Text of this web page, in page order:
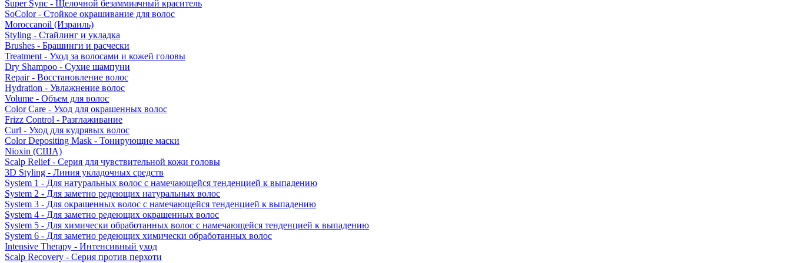
Super Sync - Щелочной безаммиачный краситель
SoColor - Стойкое окрашивание для волос
Moroccanoil (Израиль)
Styling - Стайлинг и укладка
Brushes - Брашинги и расчески
Treatment - Уход за волосами и кожей головы
Dry Shampoo - Сухие шампуни
Repair - Восстановление волос
Hydration - Увлажнение волос
Volume - Объем для волос
Color Care - Уход для окрашенных волос
Frizz Control - Разглаживание
Curl - Уход для кудрявых волос
Color Depositing Mask - Тонирующие маски
Nioxin (США)
Scalp Relief - Серия для чувствительной кожи головы
3D Styling - Линия укладочных средств
System 1 - Для натуральных волос с намечающейся тенденцией к выпадению
System 2 - Для заметно редеющих натуральных волос
System 3 - Для окрашенных волос с намечающейся тенденцией к выпадению
System 4 - Для заметно редеющих окрашенных волос
System 5 - Для химически обработанных волос с намечающейся тенденцией к выпадению
System 6 - Для заметно редеющих химически обработанных волос
Intensive Therapy - Интенсивный уход
Scalp Recovery - Серия против перхоти